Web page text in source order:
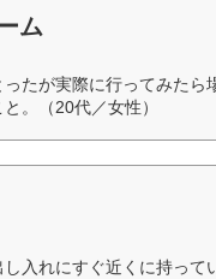
ム
たが実際に行ってみたら
。（20代／女性）
入れにすぐ近くに持って